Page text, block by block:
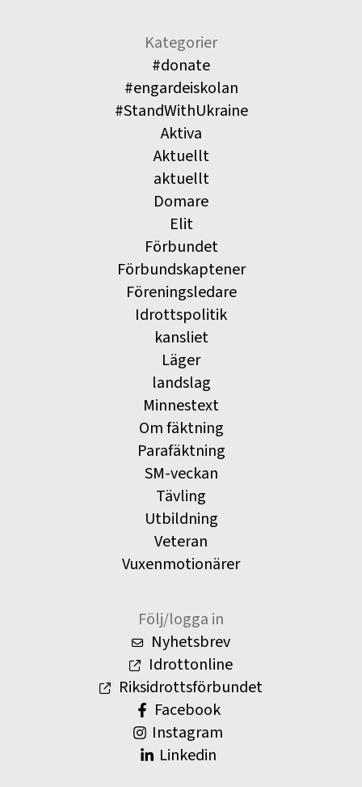
Kategorier
#donate
#engardeiskolan
#StandWithUkraine
Aktiva
Aktuellt
aktuellt
Domare
Elit
Förbundet
Förbundskaptener
Föreningsledare
Idrottspolitik
kansliet
Läger
landslag
Minnestext
Om fäktning
Parafäktning
SM-veckan
Tävling
Utbildning
Veteran
Vuxenmotionärer
Följ/logga in
Nyhetsbrev
Idrottonline
Riksidrottsförbundet
Facebook
Instagram
Linkedin